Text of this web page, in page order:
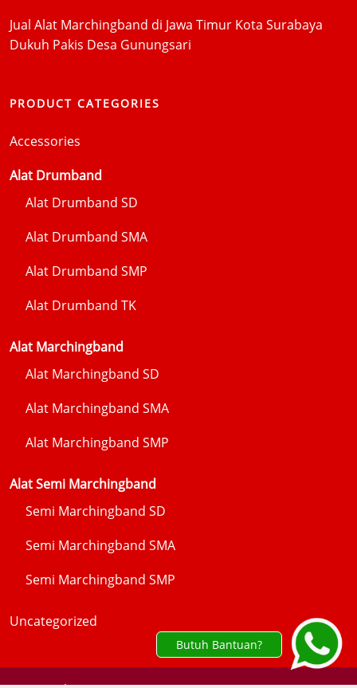
Jual Alat Marchingband di Jawa Timur Kota Surabaya
Dukuh Pakis Desa Gunungsari
PRODUCT CATEGORIES
Accessories
Alat Drumband
Alat Drumband SD
Alat Drumband SMA
Alat Drumband SMP
Alat Drumband TK
Alat Marchingband
Alat Marchingband SD
Alat Marchingband SMA
Alat Marchingband SMP
Alat Semi Marchingband
Semi Marchingband SD
Semi Marchingband SMA
Semi Marchingband SMP
Uncategorized
Butuh Bantuan?